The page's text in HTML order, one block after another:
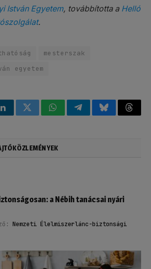
István Egyetem, továbbította a Helló
.
mesterszak
egyetem
LinkedInTwitterWhatsAppTelegramBluesky
a Nébih tanácsai nyári
Nemzeti Élelmiszerlánc-biztonsági